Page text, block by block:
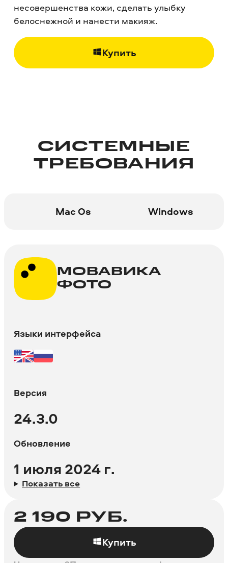
несовершенства кожи, сделать улыбку
белоснежной и нанести макияж.
Купить
СИСТЕМНЫЕ
ТРЕБОВАНИЯ
Mac Os Windows
МОВАВИКА
ФОТО
Языки интерфейса
Версия
24.3.0
Обновление
1 июля 2024 г.
Показать все
Купить
2 190 РУБ.